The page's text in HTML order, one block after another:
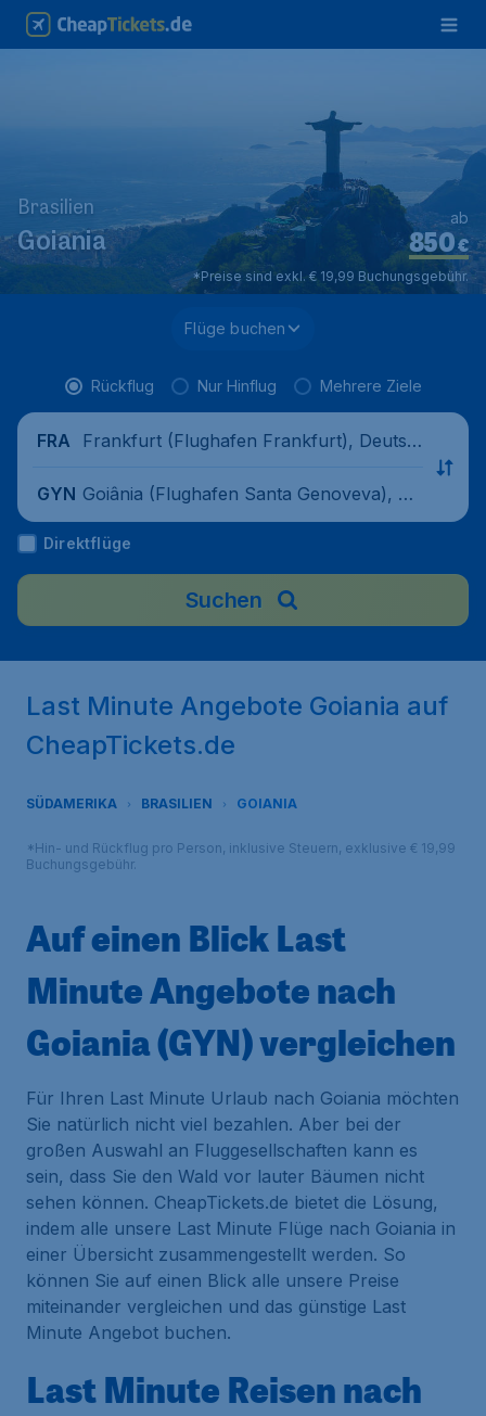
Brasilien
Goiania €
850
ab
*Preise sind exkl. € 19,99 Buchungsgebühr.
Flüge buchen
Rückflug Nur Hinflug Mehrere Ziele
FRA
Frankfurt (Flughafen Frankfurt), Deutsc
GYN Goiânia (Flughafen Santa Genoveva), Br
asilien
Direktflüge
Suchen
Last Minute Angebote Goiania auf
CheapTickets.de
SÜDAMERIKA BRASILIEN GOIANIA
*Hin- und Rückflug pro Person, inklusive Steuern, exklusive € 19,99
Buchungsgebühr.
Auf einen Blick Last
Minute Angebote nach
Goiania (GYN) vergleichen
Für Ihren Last Minute Urlaub nach Goiania möchten
Sie natürlich nicht viel bezahlen. Aber bei der
großen Auswahl an Fluggesellschaften kann es
sein, dass Sie den Wald vor lauter Bäumen nicht
sehen können. CheapTickets.de bietet die Lösung,
indem alle unsere Last Minute Flüge nach Goiania in
einer Übersicht zusammengestellt werden. So
können Sie auf einen Blick alle unsere Preise
miteinander vergleichen und das günstige Last
Minute Angebot buchen.
Last Minute Reisen nach